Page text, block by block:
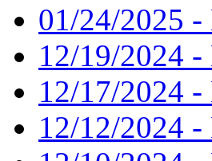
01/24/2025
12/19/2024
12/17/2024
12/12/2024